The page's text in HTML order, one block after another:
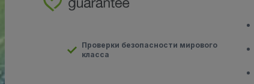
Проверки безопасности мирового
класса